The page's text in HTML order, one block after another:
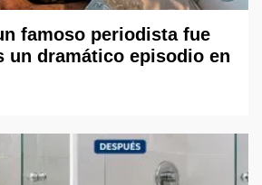
famoso periodista fue
un dramático episodio en